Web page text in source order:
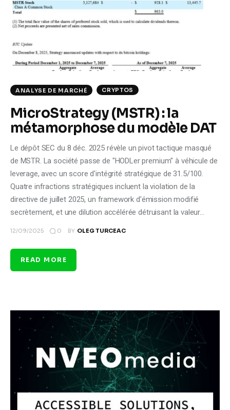
Climate
Tech
Reports
Shop
ANALYSE DE MARCHÉ CRYPTOS
MicroStrategy (MSTR) : la
métamorphose du modèle DAT
Le dépôt SEC du 8 déc. 2025 révèle un pivot tactique masqué
de MSTR. La société passe de "HODLer premium" à véhicule de
leverage, avec un score d'intégrité stratégique de 31.5/100.
Quatre infractions stratégiques incluent la violation de la
directive de juillet 2025, un framework d'émission modifié
secrètement, et une dilution accélérée détruisant la valeur…
12/09/2025 0 BY OLEG TURCEAC
READ MORE